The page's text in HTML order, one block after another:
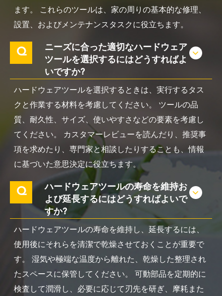
ます。 これらのツールは、家の周りの基本的な修理、
設置、およびメンテナンスタスクに役立ちます。
Q
ニーズに合った適切なハードウェア
ツールを選択するにはどうすればよ
いですか?
ハードウェアツールを選択するときは、実行するタス
クと作業する材料を考慮してください。 ツールの品
質、耐久性、サイズ、使いやすさなどの要素を考慮し
てください。 カスタマーレビューを読んだり、推奨事
項を求めたり、専門家と相談したりすることも、情報
に基づいた意思決定に役立ちます。
Q
ハードウェアツールの寿命を維持お
よび延長するにはどうすればよいで
すか?
ハードウェアツールの寿命を維持し、延長するには、
使用後にそれらを清潔で乾燥させておくことが重要で
す。 湿気や極端な温度から離れた、乾燥した整理され
たスペースに保管してください。 可動部品を定期的に
検査して潤滑し、必要に応じて刃先を研ぎ、摩耗また